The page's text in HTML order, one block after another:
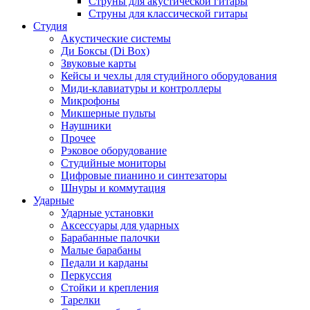
Струны для классической гитары
Студия
Акустические системы
Ди Боксы (Di Box)
Звуковые карты
Кейсы и чехлы для студийного оборудования
Миди-клавиатуры и контроллеры
Микрофоны
Микшерные пульты
Наушники
Прочее
Рэковое оборудование
Студийные мониторы
Цифровые пианино и синтезаторы
Шнуры и коммутация
Ударные
Ударные установки
Аксессуары для ударных
Барабанные палочки
Малые барабаны
Педали и карданы
Перкуссия
Стойки и крепления
Тарелки